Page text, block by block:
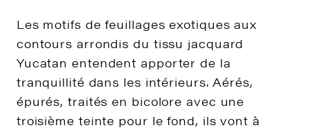
Les motifs de feuillages exotiques aux
contours arrondis du tissu jacquard
Yucatan entendent apporter de la
tranquillité dans les intérieurs. Aérés,
épurés, traités en bicolore avec une
troisième teinte pour le fond, ils vont à